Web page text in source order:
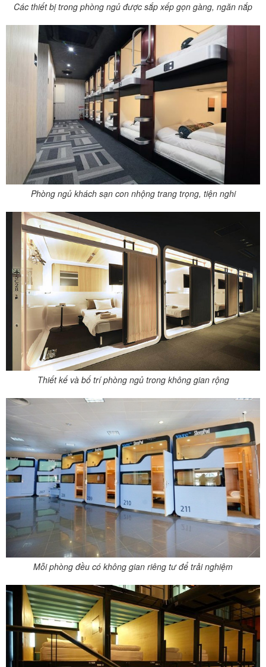
Các thiết bị trong phòng ngủ được sắp xếp gọn gàng, ngăn nắp
Phòng ngủ khách sạn con nhộng trang trọng, tiện nghi
Thiết kế và bố trí phòng ngủ trong không gian rộng
Mỗi phòng đều có không gian riêng tư để trải nghiệm